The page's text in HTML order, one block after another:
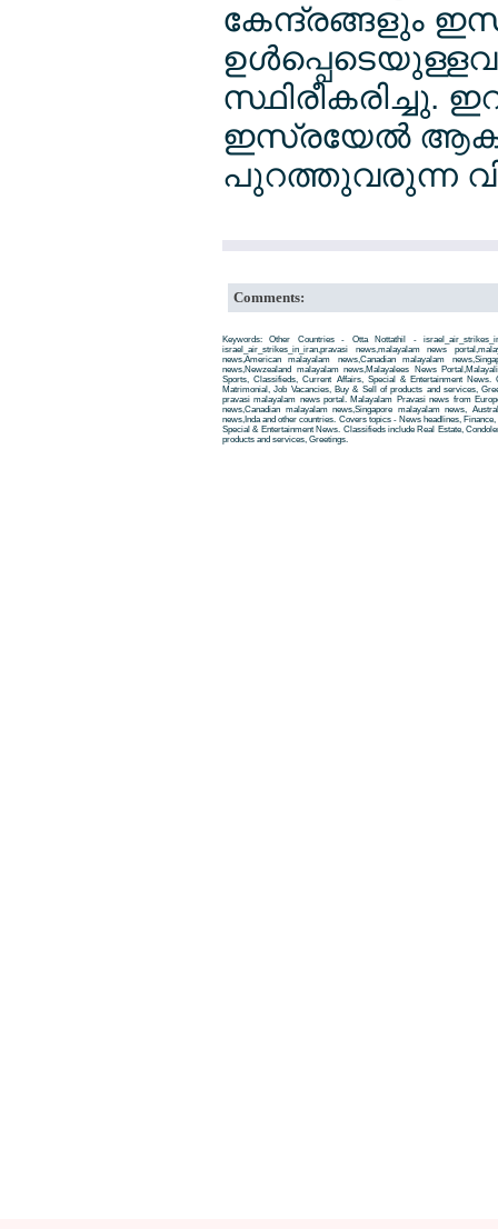
കേന്ദ്രങ്ങളും
സ്ഥിരീകരിച്ചു.
ഇസ്രയേല്‍
പുറത്തുവരുന്ന
Comments:
Keywords: Other Countries - Otta Nottathil -
israel_air_strikes_in_iran,pravasi news,malayalam news
news,American malayalam news,Canadian malayalam
news,Newzealand malayalam news,Malayalees News
Sports, Classifieds, Current Affairs, Special & Entertainment News.
Matrimonial, Job Vacancies, Buy & Sell of products and services,
pravasi malayalam news portal. Malayalam Pravasi news from
news,Canadian malayalam news,Singapore malayalam news,
news,Inda and other countries. Covers topics - News headlines,
Special & Entertainment News. Classifieds include Real Estate,
products and services, Greetings.